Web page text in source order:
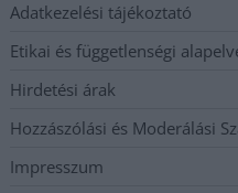
Adatkezelési tájékoztató
Etikai és függetlenségi
Hirdetési árak
Hozzászólási és Moderálási
Impresszum